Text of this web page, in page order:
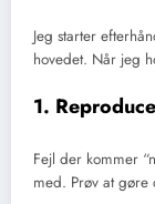
Jeg starter
hovedet. Når jeg
1.
Fejl der kommer
med. Prøv at gøre